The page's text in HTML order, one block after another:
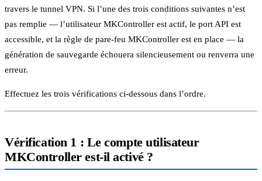
travers le tunnel VPN. Si l’une des trois conditions suivantes n’est
pas remplie — l’utilisateur MKController est actif, le port API est
accessible, et la règle de pare-feu MKController est en place — la
génération de sauvegarde échouera silencieusement ou renverra une
erreur.
Effectuez les trois vérifications ci-dessous dans l’ordre.
Vérification 1 : Le compte utilisateur
MKController est-il activé ?